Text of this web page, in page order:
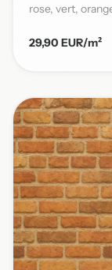
rose, vert,
29,90 EUR/m²